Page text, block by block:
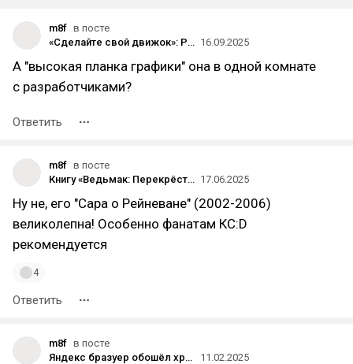
m8f в посте
«Сделайте свой движок»: Рэнди Питчфорд о критике Borderlands 4 16.09.2025
А "высокая планка графики" она в одной комнате
с разработчиками?
Ответить
m8f в посте
Книгу «Ведьмак: Перекрёсток воронов» выпустят в России 30 сентября 17.06.2025
Ну не, его "Сара о Рейневане" (2002-2006)
великолепна! Особенно фанатам КС:D
рекомендуется
4
Ответить
m8f в посте
Яндекс бразуер обошёл хром в России, это уже дно или еще нет?
11.02.2025